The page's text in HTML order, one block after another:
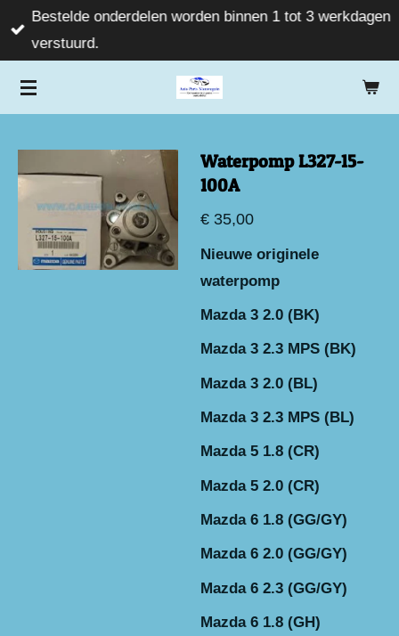
Ga
direct
de
Bestelde onderdelen worden binnen 1 tot 3 werkdagen
verstuurd.
Waterpomp L327-15-
100A
€ 35,00
Nieuwe originele
waterpomp
Mazda 3 2.0 (BK)
Mazda 3 2.3 MPS (BK)
Mazda 3 2.0 (BL)
Mazda 3 2.3 MPS (BL)
Mazda 5 1.8 (CR)
Mazda 5 2.0 (CR)
Mazda 6 1.8 (GG/GY)
Mazda 6 2.0 (GG/GY)
Mazda 6 2.3 (GG/GY)
Mazda 6 1.8 (GH)